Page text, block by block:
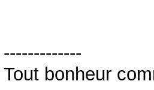
-------------
Tout bonheur